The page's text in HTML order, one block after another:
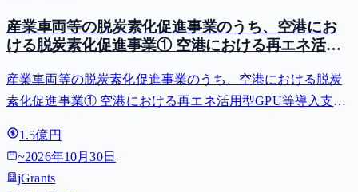
産業車両等の脱炭素化促進事業のうち、空港にお
ける脱炭素化促進事業① 空港における再エネ活用
費等補助金）
産業車両等の脱炭素化促進事業のうち、空港における脱炭
素化促進事業① 空港における再エネ活用型GPU等導入支援
1.5億円
~2026年10月30日
jGrants